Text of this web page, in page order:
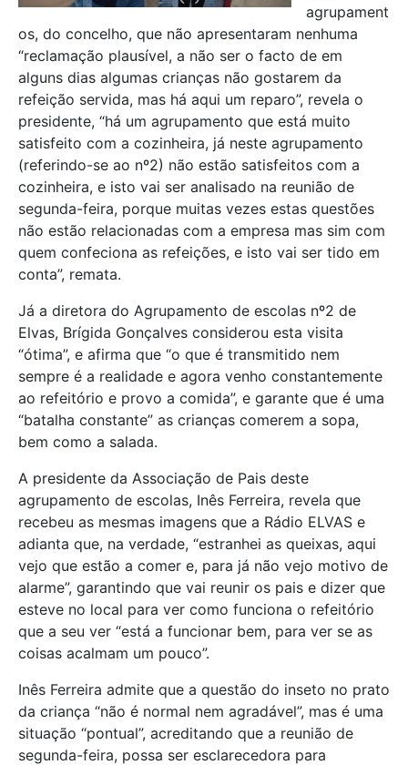
agrupament
os, do concelho, que não apresentaram nenhuma
“reclamação plausível, a não ser o facto de em
alguns dias algumas crianças não gostarem da
refeição servida, mas há aqui um reparo”, revela o
presidente, “há um agrupamento que está muito
satisfeito com a cozinheira, já neste agrupamento
(referindo-se ao nº2) não estão satisfeitos com a
cozinheira, e isto vai ser analisado na reunião de
segunda-feira, porque muitas vezes estas questões
não estão relacionadas com a empresa mas sim com
quem confeciona as refeições, e isto vai ser tido em
conta”, remata.
Já a diretora do Agrupamento de escolas nº2 de
Elvas, Brígida Gonçalves considerou esta visita
“ótima”, e afirma que “o que é transmitido nem
sempre é a realidade e agora venho constantemente
ao refeitório e provo a comida”, e garante que é uma
“batalha constante” as crianças comerem a sopa,
bem como a salada.
A presidente da Associação de Pais deste
agrupamento de escolas, Inês Ferreira, revela que
recebeu as mesmas imagens que a Rádio ELVAS e
adianta que, na verdade, “estranhei as queixas, aqui
vejo que estão a comer e, para já não vejo motivo de
alarme”, garantindo que vai reunir os pais e dizer que
esteve no local para ver como funciona o refeitório
que a seu ver “está a funcionar bem, para ver se as
coisas acalmam um pouco”.
Inês Ferreira admite que a questão do inseto no prato
da criança “não é normal nem agradável”, mas é uma
situação “pontual”, acreditando que a reunião de
segunda-feira, possa ser esclarecedora para